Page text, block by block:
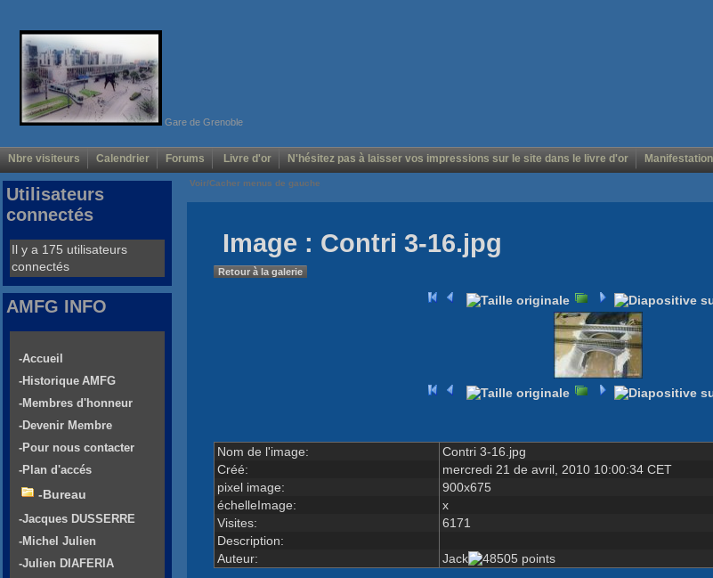
Gare de Grenoble
Nbre visiteurs Calendrier Forums Livre d'or N'hésitez pas à laisser vos impressions sur le site dans le livre d'or
Voir/Cacher menus de gauche
Image : Contri 3-16.jpg
Retour à la galerie
Nom de l'image:
Contri 3-16.jpg
Créé:
mercredi 21 de avril, 2010 10:00:34 CET
pixel image:
900x675
échelleImage:
x
Visites:
6171
Description:
Auteur:
Jack
Utilisateurs
connectés
Il y a 175 utilisateurs
connectés
AMFG INFO
-Accueil
-Historique AMFG
-Membres d'honneur
-Devenir Membre
-Pour nous contacter
-Plan d'accés
-Bureau
-Jacques DUSSERRE
-Michel Julien
-Julien DIAFERIA